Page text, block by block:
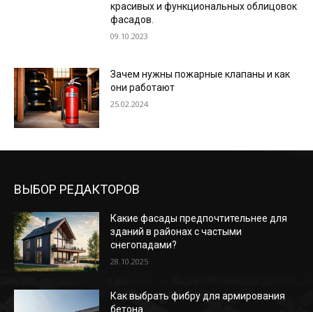
красивых и функциональных облицовок
фасадов.
09.10.2023
Зачем нужны пожарные клапаны и как
они работают
25.02.2024
ВЫБОР РЕДАКТОРОВ
Какие фасады предпочтительнее для
зданий в районах с частыми
снегопадами?
28.10.2025
Как выбрать фибру для армирования
бетона